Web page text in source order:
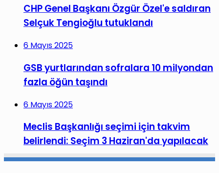
CHP Genel Başkanı Özgür Özel'e saldıran
Selçuk Tengioğlu tutuklandı
6 Mayıs 2025
GSB yurtlarından sofralara 10 milyondan
fazla öğün taşındı
6 Mayıs 2025
Meclis Başkanlığı seçimi için takvim
belirlendi: Seçim 3 Haziran'da yapılacak